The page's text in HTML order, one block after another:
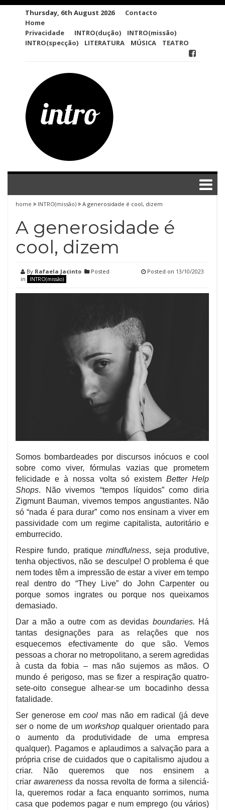
Thursday, 6th August 2026
Contacto
Home
Privacidade
INTRO(dução)
INTRO(missão)
INTRO(specção)
LITERATURA MÚSICA TEATRO
home INTRO(missão) A generosidade é cool, dizem
A generosidade é
cool, dizem
By Rafaela Jacinto
Posted
in
INTRO(missão)
Posted on 13/10/2023
Somos bombardeades por discursos inócuos e cool
sobre como viver, fórmulas vazias que prometem
felicidade e à nossa volta só existem Better Help
Shops. Não vivemos “tempos líquidos” como diria
Zigmunt Bauman, vivemos tempos angustiantes. Não
só “nada é para durar” como nos ensinam a viver em
passividade com um regime capitalista, autoritário e
emburrecido.
Respire fundo, pratiquemindfulness, seja produtive,
tenha objectivos, não se desculpe! O problema é que
nem todes têm a impressão de estar a viver em tempo
real dentro do “They Live” do John Carpenter ou
porque somos ingrates ou porque nos queixamos
demasiado.
Dar a mão a outre com as devidas boundaries. Há
tantas designações para as relações que nos
esquecemos efectivamente do que são. Vemos
pessoas a chorar no metropolitano, a serem agredidas
à custa da fobia – mas não sujemos as mãos. O
mundo é perigoso, mas se fizer a respiração quatro-
sete-oito consegue alhear-se um bocadinho dessa
fatalidade.
Ser generose emcool mas não em radical (já deve
ser o nome de um workshopqualquer orientado para
o aumento da produtividade de uma empresa
qualquer). Pagamos e aplaudimos a salvação para a
própria crise de cuidados que o capitalismo ajudou a
criar. Não queremos que nos ensinem a
criar awareness da nossa revolta de forma a silenciá-
la, queremos rodar a faca enquanto sorrimos, numa
casa que podemos pagar e num emprego (ou vários)